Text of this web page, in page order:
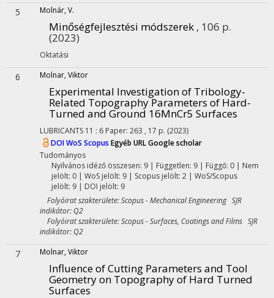
5 Molnár, V.
Minőségfejlesztési módszerek , 106 p.
(2023)
Oktatási
6 Molnar, Viktor
Experimental Investigation of Tribology-
Related Topography Parameters of Hard-
Turned and Ground 16MnCr5 Surfaces
LUBRICANTS 11 : 6 Paper: 263 , 17 p. (2023)
DOIWoS Scopus Egyéb URLGoogle scholar
Tudományos
Nyilvános idéző összesen: 9| Független: 9 | Függő: 0 | Nem
jelölt: 0 | WoS jelölt: 9 | Scopus jelölt: 2 | WoS/Scopus
jelölt: 9 | DOI jelölt: 9
Folyóirat szakterülete: Scopus - Mechanical Engineering SJR
indikátor: Q2
Folyóirat szakterülete: Scopus - Surfaces, Coatings and Films SJR
indikátor: Q2
7 Molnar, Viktor
Influence of Cutting Parameters and Tool
Geometry on Topography of Hard Turned
Surfaces